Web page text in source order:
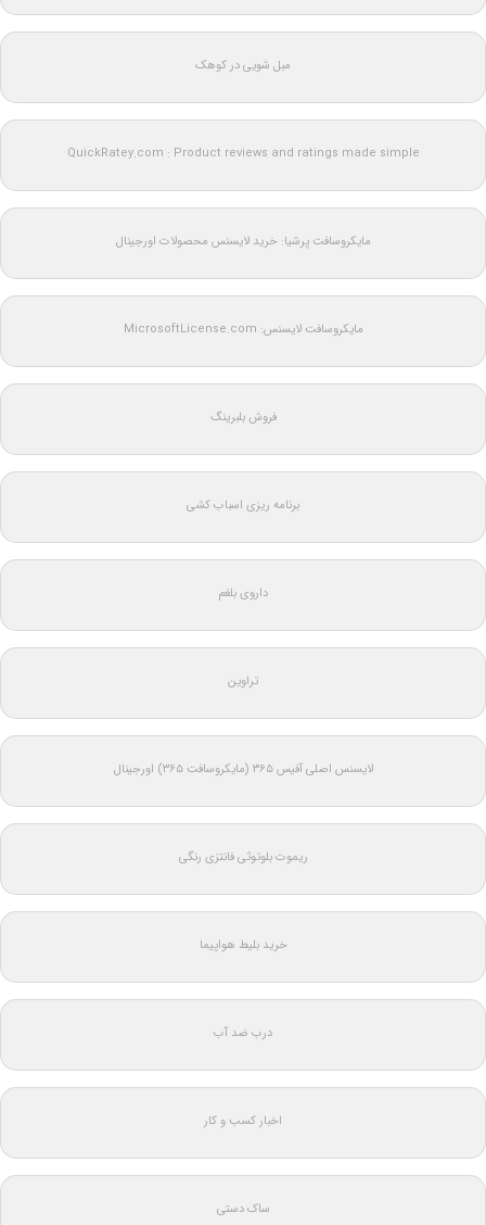
مبل شویی در کوهک
QuickRatey.com : Product reviews and ratings made simple
مایکروسافت پرشیا: خرید لایسنس محصولات اورجینال
مایکروسافت لایسنس: MicrosoftLicense.com
فروش بلبرینگ
برنامه ریزی اسباب کشی
داروی بلغم
تراوین
لایسنس اصلی آفیس ۳۶۵ (مایکروسافت ۳۶۵) اورجینال
ریموت بلوتوثی فانتزی رنگی
خرید بلیط هواپیما
درب ضد آب
اخبار کسب و کار
ساک دستی